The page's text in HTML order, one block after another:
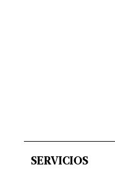
SERVICIOS